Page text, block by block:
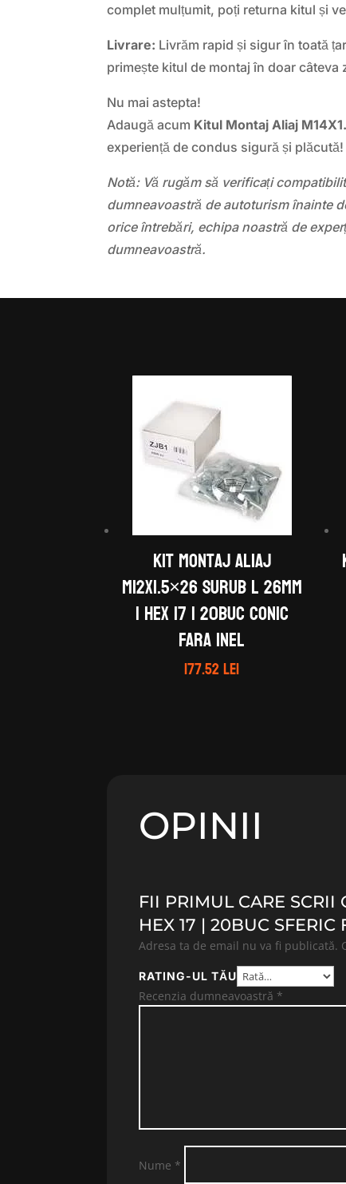
complet mulțumit, poți returna kitul și
Livrare: Livrăm rapid și sigur în toată
primește kitul de montaj în doar câteva
Nu mai astepta!
Adaugă acum Kitul Montaj Aliaj
experiență de condus sigură și plăcută!
Notă: Vă rugăm să verificați
dumneavoastră de autoturism înainte
orice întrebări, echipa noastră de
dumneavoastră.
Kit montaj aliaj
M12x1.5×26 Surub L 26mm
| Hex 17 | 20buc Conic
Fara Inel
177.52lei
OPINII
FII PRIMUL CARE SCRII
HEX 17 | 20BUC SFERIC
Adresa ta de email nu va fi publicată.
RATING-UL TĂU
Recenzia dumneavoastră *
Nume *